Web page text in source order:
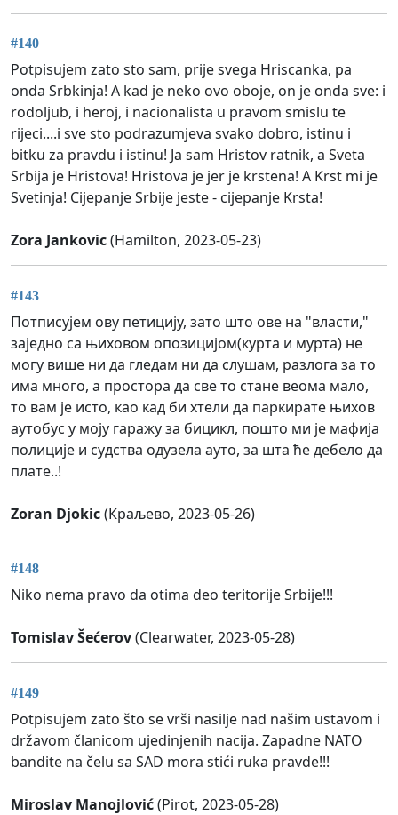
#140
Potpisujem zato sto sam, prije svega Hriscanka, pa
onda Srbkinja! A kad je neko ovo oboje, on je onda sve: i
rodoljub, i heroj, i nacionalista u pravom smislu te
rijeci....i sve sto podrazumjeva svako dobro, istinu i
bitku za pravdu i istinu! Ja sam Hristov ratnik, a Sveta
Srbija je Hristova! Hristova je jer je krstena! A Krst mi je
Svetinja! Cijepanje Srbije jeste - cijepanje Krsta!
Zora Jankovic(Hamilton, 2023-05-23)
#143
Потписујем ову петицију, зато што ове на "власти,"
заједно са њиховом опозицијом(курта и мурта) не
могу више ни да гледам ни да слушам, разлога за то
има много, а простора да све то стане веома мало,
то вам је исто, као кад би хтели да паркирате њихов
аутобус у моју гаражу за бицикл, пошто ми је мафија
полиције и судства одузела ауто, за шта ће дебело да
плате..!
Zoran Djokic(Краљево, 2023-05-26)
#148
Niko nema pravo da otima deo teritorije Srbije!!!
Tomislav Šećerov(Clearwater, 2023-05-28)
#149
Potpisujem zato što se vrši nasilje nad našim ustavom i
državom članicom ujedinjenih nacija. Zapadne NATO
bandite na čelu sa SAD mora stići ruka pravde!!!
Miroslav Manojlović(Pirot, 2023-05-28)